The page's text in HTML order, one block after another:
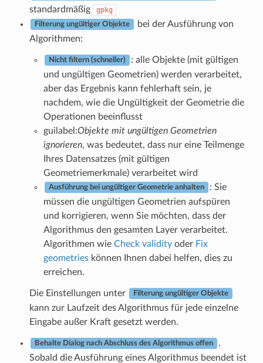
standardmäßig
gpkg
Filterung ungültiger Objekte
bei der Ausführung von
Algorithmen:
Nicht filtern (schneller)
: alle Objekte (mit gültigen
und ungültigen Geometrien) werden verarbeitet,
aber das Ergebnis kann fehlerhaft sein, je
nachdem, wie die Ungültigkeit der Geometrie die
Operationen beeinflusst
guilabel:Objekte mit ungültigen Geometrien
ignorieren, was bedeutet, dass nur eine Teilmenge
Ihres Datensatzes (mit gültigen
Geometriemerkmale) verarbeitet wird
Ausführung bei ungültiger Geometrie anhalten
: Sie
müssen die ungültigen Geometrien aufspüren
und korrigieren, wenn Sie möchten, dass der
Algorithmus den gesamten Layer verarbeitet.
Algorithmen wie Check validityoder Fix
geometrieskönnen Ihnen dabei helfen, dies zu
erreichen.
Die Einstellungen unter Filterung ungültiger Objekte
kann zur Laufzeit des Algorithmus für jede einzelne
Eingabe außer Kraft gesetzt werden.
Behalte Dialog nach Abschluss des Algorithmus offen
.
Sobald die Ausführung eines Algorithmus beendet ist